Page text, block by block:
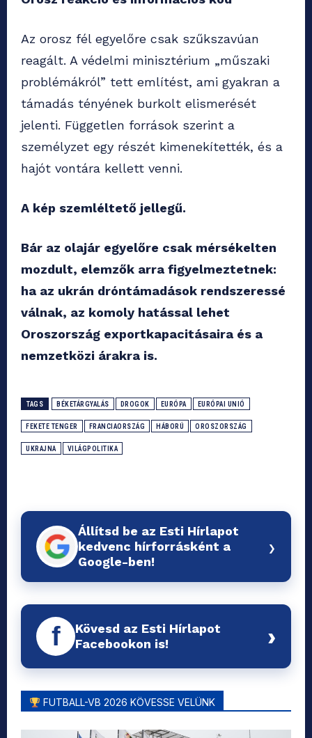
Az orosz fél egyelőre csak szűkszavúan
reagált. A védelmi minisztérium „műszaki
problémákról” tett említést, ami gyakran a
támadás tényének burkolt elismerését
jelenti. Független források szerint a
személyzet egy részét kimenekítették, és a
hajót vontára kellett venni.
A kép szemléltető jellegű.
Bár az olajár egyelőre csak mérsékelten
mozdult, elemzők arra figyelmeztetnek:
ha az ukrán dróntámadások rendszeressé
válnak, az komoly hatással lehet
Oroszország exportkapacitásaira és a
nemzetközi árakra is.
TAGS BÉKETÁRGYALÁS DROGOK EURÓPA EURÓPAI UNIÓ
FEKETE TENGER FRANCIAORSZÁG HÁBORÚ OROSZORSZÁG
UKRAJNA VILÁGPOLITIKA
Állítsd be az Esti Hírlapot
kedvenc hírforrásként a
Google-ben!
›
f
Kövesd az Esti Hírlapot
Facebookon is!
›
FUTBALL-VB 2026 KÖVESSE VELÜNK